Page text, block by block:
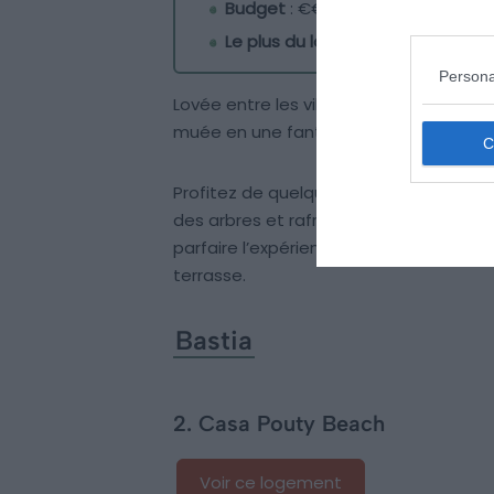
Budget : €€€€
Le plus du logement
: son
Lovée entre les villages de Pigna et
muée en une fantastique villa pleine
Profitez de quelques jours au calme
des arbres et rafraîchissez-vous dans
parfaire l’expérience, vous serez ravis
terrasse.
Bastia
2. Casa Pouty Beach
Voir ce logement